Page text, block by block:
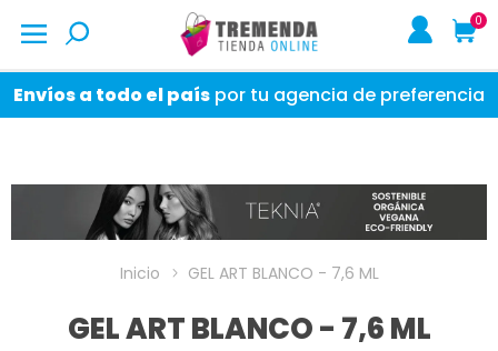
0
Envíos a todo el país por tu agencia de preferencia
Inicio GEL ART BLANCO - 7,6 ML
GEL ART BLANCO - 7,6 ML